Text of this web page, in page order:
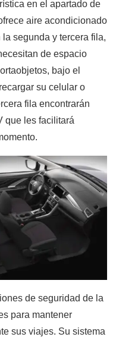
en el apartado de
aire acondicionado
segunda y tercera fila,
de espacio
bajo el
su celular o
fila encontrarán
que les facilitará
de seguridad de la
para mantener
sus viajes. Su sistema